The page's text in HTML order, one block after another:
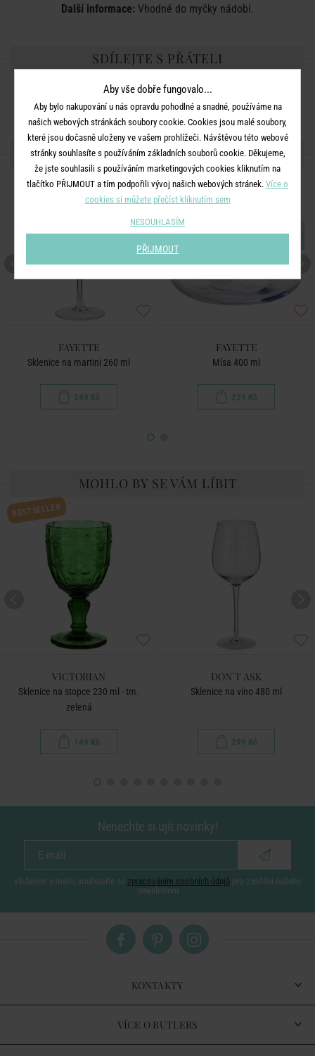
Další informace: Vhodné do myčky nádobí.
SDÍLEJTE S PŘÁTELI
DALŠÍ PRODUKTY ZE SÉRIE
FAYETTE
Sklenice na martini 260 ml
249 Kč
FAYETTE
Mísa 400 ml
229 Kč
MOHLO BY SE VÁM LÍBIT
BESTSELLER
VICTORIAN
Sklenice na stopce 230 ml - tm.
zelená
149 Kč
DON`T ASK
Sklenice na víno 480 ml
299 Kč
Nenechte si ujít novinky!
vložením e-mailu souhlasíte se zpracováním osobních údajů pro zasílání našeho
newsletteru
KONTAKTY
VÍCE O BUTLERS
Aby vše dobře fungovalo...
Aby bylo nakupování u nás opravdu pohodlné a snadné, používáme na
našich webových stránkách soubory cookie. Cookies jsou malé soubory,
které jsou dočasně uloženy ve vašem prohlížeči. Návštěvou této webové
stránky souhlasíte s používáním základních souborů cookie. Děkujeme,
že jste souhlasili s používáním marketingových cookies kliknutím na
tlačítko PŘIJMOUT a tím podpořili vývoj našich webových stránek. Více o
cookies si můžete přečíst kliknutím sem
NESOUHLASÍM
PŘIJMOUT